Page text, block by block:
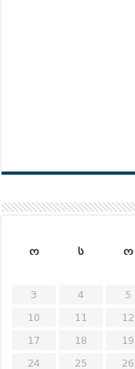
ო
ს ო
3
4 5
10
11 12
17
18 19
24
25 26